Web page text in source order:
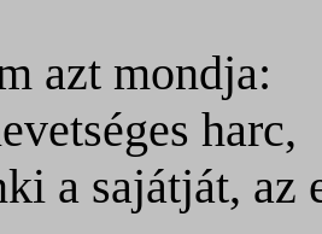
azt mondja:
harc,
a sajátját, az